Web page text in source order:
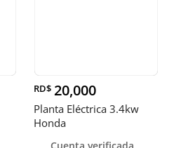
RD$ 20,000
Planta Eléctrica 3.4kw
Honda